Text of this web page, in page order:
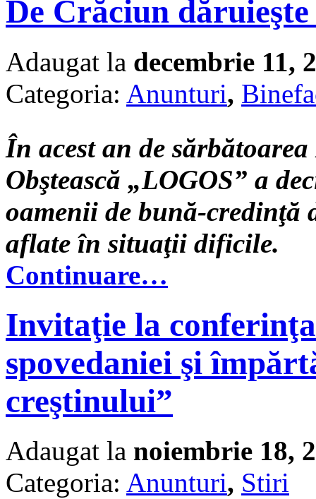
De Crăciun
Adaugat la decembrie 11,
Categoria: Anunturi,
În acest an de
Obştească „LOGOS” a
oamenii de bună-credinţă
aflate în situaţii dificile.
Continuare…
Invitaţie la
spovedaniei şi
creştinului”
Adaugat la noiembrie 18,
Categoria: Anunturi, Stiri